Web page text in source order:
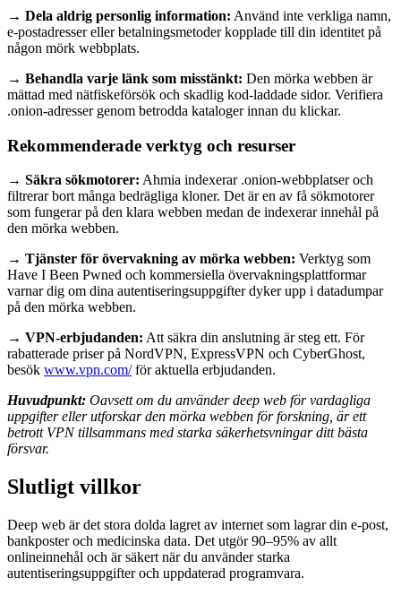
→ Dela aldrig personlig information: Använd inte verkliga namn,
e-postadresser eller betalningsmetoder kopplade till din identitet på
någon mörk webbplats.
→ Behandla varje länk som misstänkt: Den mörka webben är
mättad med nätfiskeförsök och skadlig kod-laddade sidor. Verifiera
.onion-adresser genom betrodda kataloger innan du klickar.
Rekommenderade verktyg och resurser
→ Säkra sökmotorer: Ahmia indexerar .onion-webbplatser och
filtrerar bort många bedrägliga kloner. Det är en av få sökmotorer
som fungerar på den klara webben medan de indexerar innehål på
den mörka webben.
→ Tjänster för övervakning av mörka webben: Verktyg som
Have I Been Pwned och kommersiella övervakningsplattformar
varnar dig om dina autentiseringsuppgifter dyker upp i datadumpar
på den mörka webben.
→ VPN-erbjudanden: Att säkra din anslutning är steg ett. För
rabatterade priser på NordVPN, ExpressVPN och CyberGhost,
besök www.vpn.com/för aktuella erbjudanden.
Huvudpunkt: Oavsett om du använder deep web för vardagliga
uppgifter eller utforskar den mörka webben för forskning, är ett
betrott VPN tillsammans med starka säkerhetsvningar ditt bästa
försvar.
Slutligt villkor
Deep web är det stora dolda lagret av internet som lagrar din e-post,
bankposter och medicinska data. Det utgör 90–95% av allt
onlineinnehål och är säkert när du använder starka
autentiseringsuppgifter och uppdaterad programvara.